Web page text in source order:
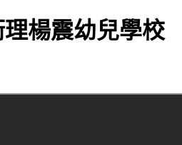
楊震幼兒學校